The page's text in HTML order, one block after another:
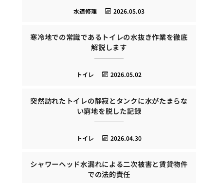
2026.05.03
水道修理
寒冷地での常識であるトイレの水抜き作業を徹底
解説します
2026.05.02
トイレ
突然訪れたトイレの静寂とタンクに水がたまらな
い窮地を脱した記録
2026.04.30
トイレ
シャワーヘッド水漏れによる二次被害と賃貸物件
での法的責任